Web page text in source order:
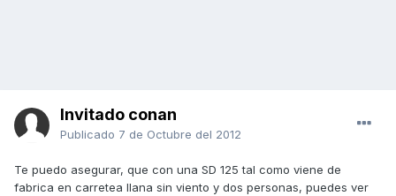
Invitado conan
Publicado 7 de Octubre del 2012
Te puedo asegurar, que con una SD 125 tal como viene de
fabrica en carretea llana sin viento y dos personas, puedes ver